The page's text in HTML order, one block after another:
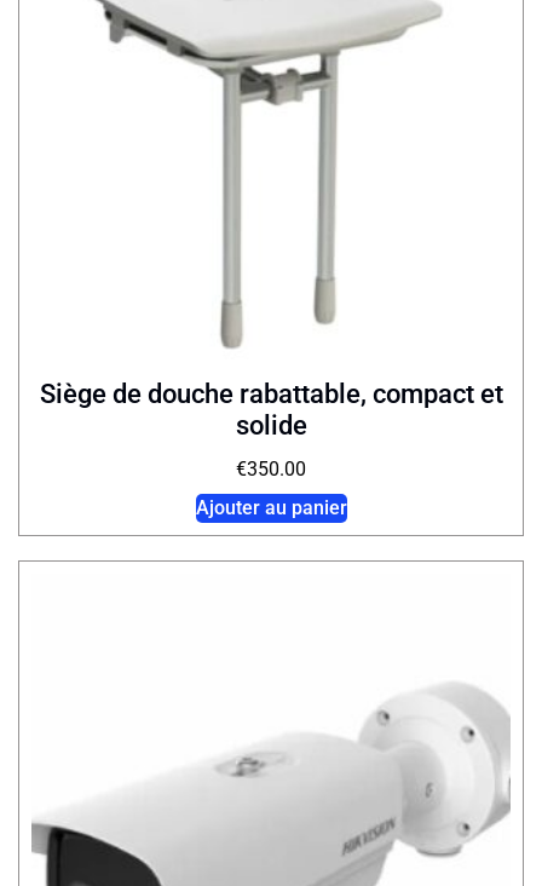
Siège de douche rabattable, compact et
solide
€350.00
Ajouter au panier